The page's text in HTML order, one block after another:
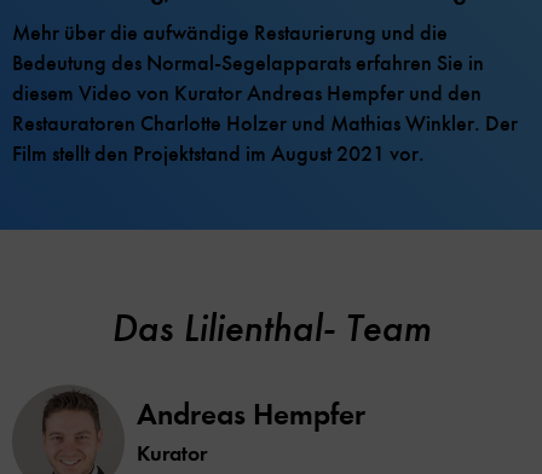
Mehr über die aufwändige Restaurierung und die
Bedeutung des Normal-Segelapparats erfahren Sie in
diesem Video von Kurator Andreas Hempfer und den
Restauratoren Charlotte Holzer und Mathias Winkler. Der
Film stellt den Projektstand im August 2021 vor.
Das Lilienthal- Team
Andreas Hempfer
Kurator